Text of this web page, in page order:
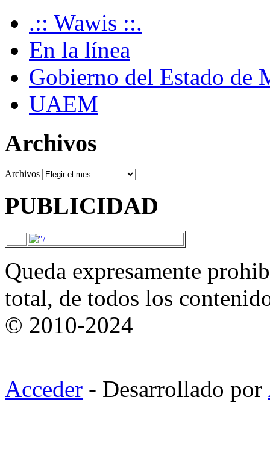
.:: Wawis ::.
En la línea
Gobierno del Estado de
UAEM
Archivos
Archivos
PUBLICIDAD
Queda expresamente
total, de todos los
© 2010-2024
Acceder - Desarrollado por